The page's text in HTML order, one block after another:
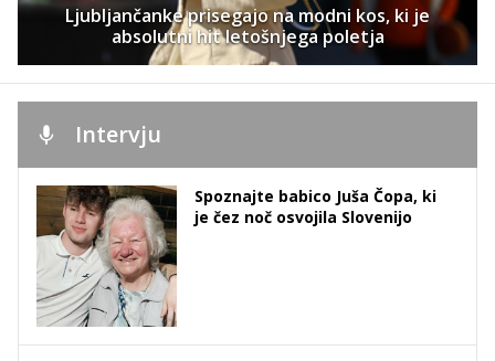
Ljubljančanke prisegajo na modni kos, ki je
absolutni hit letošnjega poletja
Intervju
Spoznajte babico Juša Čopa, ki
je čez noč osvojila Slovenijo